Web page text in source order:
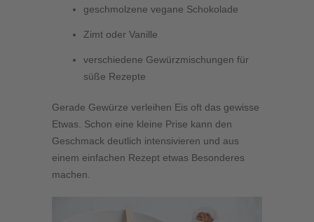
geschmolzene vegane Schokolade
Zimt oder Vanille
verschiedene Gewürzmischungen für
süße Rezepte
Gerade Gewürze verleihen Eis oft das gewisse
Etwas. Schon eine kleine Prise kann den
Geschmack deutlich intensivieren und aus
einem einfachen Rezept etwas Besonderes
machen.